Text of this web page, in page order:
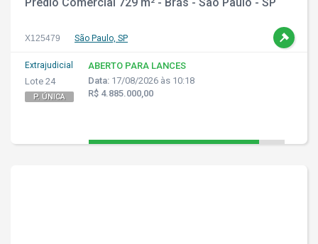
X125479 São Paulo, SP
Extrajudicial
Lote 24
P. ÚNICA
ABERTO PARA LANCES
Data: 17/08/2026 às 10:18
R$ 4.885.000,00